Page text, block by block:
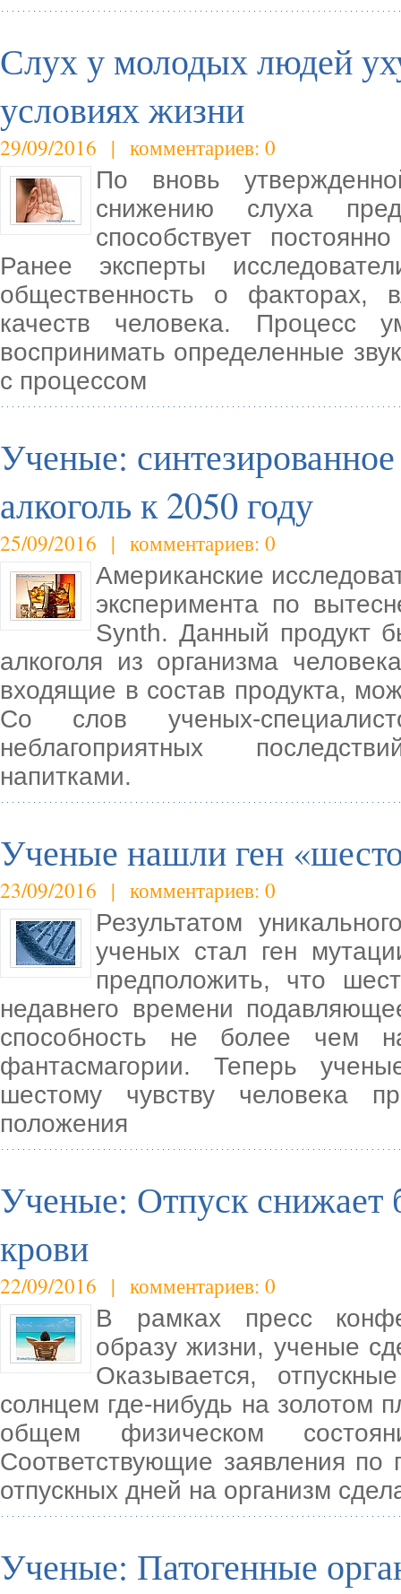
Слух у молодых людей
условиях жизни
29/09/2016 | комментариев: 0
По вновь
снижению слуха
способствует
Ранее эксперты
общественность о факторах,
качеств человека. Процесс
воспринимать определенные
с процессом
Ученые:
алкоголь к 2050 году
25/09/2016 | комментариев: 0
Американские
эксперимента по
Synth. Данный продукт
алкоголя из организма
входящие в состав продукта,
Со слов ученых-
неблагоприятных
напитками.
Ученые нашли ген
23/09/2016 | комментариев: 0
Результатом
ученых стал ген
предположить, что
недавнего времени
способность не более чем
фантасмагории. Теперь
шестому чувству человека
положения
Ученые: Отпуск снижает
крови
22/09/2016 | комментариев: 0
В рамках пресс
образу жизни, ученые
Оказывается,
солнцем где-нибудь на золотом
общем физическом
Соответствующие заявления по
отпускных дней на организм
Ученые: Патогенные